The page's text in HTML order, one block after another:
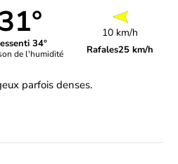
34°
de l'humidité
10 km/h
Rafales25 km/h
parfois denses.